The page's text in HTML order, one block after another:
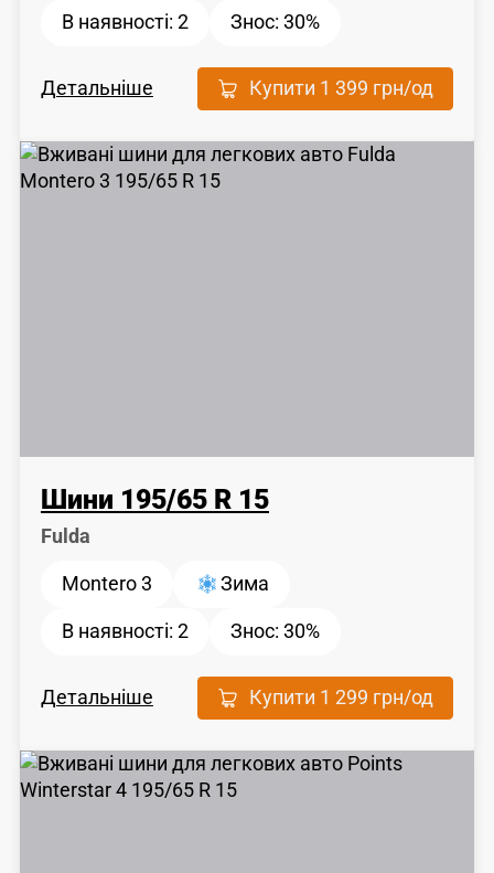
В наявності: 2 Знос:30%
Детальніше Купити 1 399 грн/од
Шини 195/65 R 15
Fulda
Montero 3 Зима
В наявності: 2 Знос:30%
Детальніше Купити 1 299 грн/од